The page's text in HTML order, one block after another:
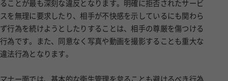
ることが最も深刻な違反となります。明確に拒否されたサービ
スを無理に要求したり、相手が不快感を示しているにも関わら
ず行為を続けようとしたりすることは、相手の尊厳を傷つける
行為です。また、同意なく写真や動画を撮影することも重大な
違法行為となります。
マナー面では、基本的な衛生管理を怠ることも避けるべき行為